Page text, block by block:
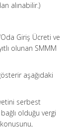
alınabilir.)
Giriş Ücreti ve
olunan SMMM
aşağıdaki
serbest
olduğu vergi